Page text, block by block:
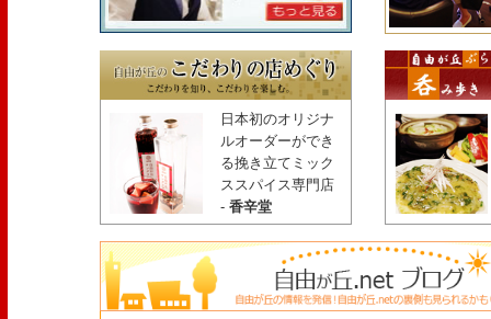
日本初のオリジナ
ルオーダーができ
る挽き立てミック
ススパイス専門店
- 香辛堂